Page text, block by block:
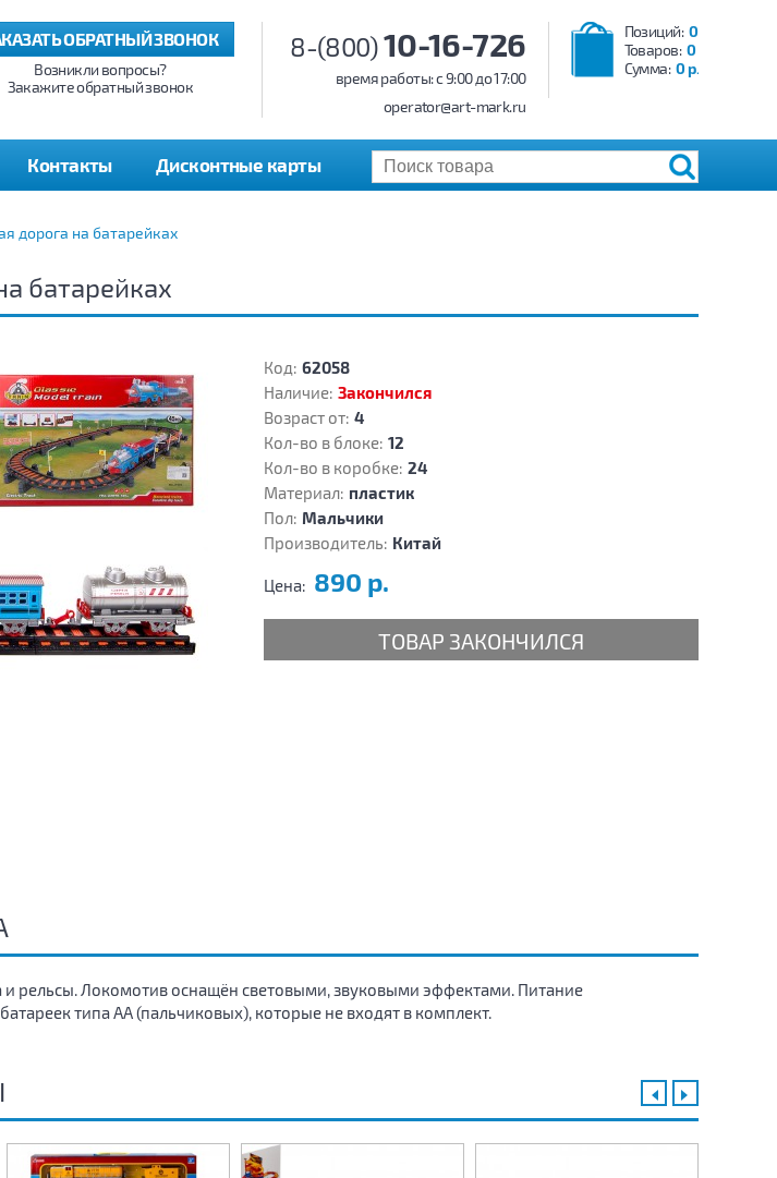
Позиций: 0
Товаров: 0
Сумма: 0 р.
8-(800)10-16-726
время работы: c 9:00 до 17:00
operator@art-mark.ru
ОБРАТНЫЙ ЗВОНОК
Возникли вопросы?
Закажите обратный звонок
Контакты Дисконтные карты
дорога на батарейках
батарейках
Код: 62058
Наличие: Закончился
Возраст от: 4
Кол-во в блоке: 12
Кол-во в коробке: 24
Материал: пластик
Пол: Мальчики
Производитель: Китай
Цена: 890 р.
ТОВАР ЗАКОНЧИЛСЯ
и рельсы. Локомотив оснащён световыми, звуковыми эффектами. Питание
типа АА (пальчиковых), которые не входят в комплект.